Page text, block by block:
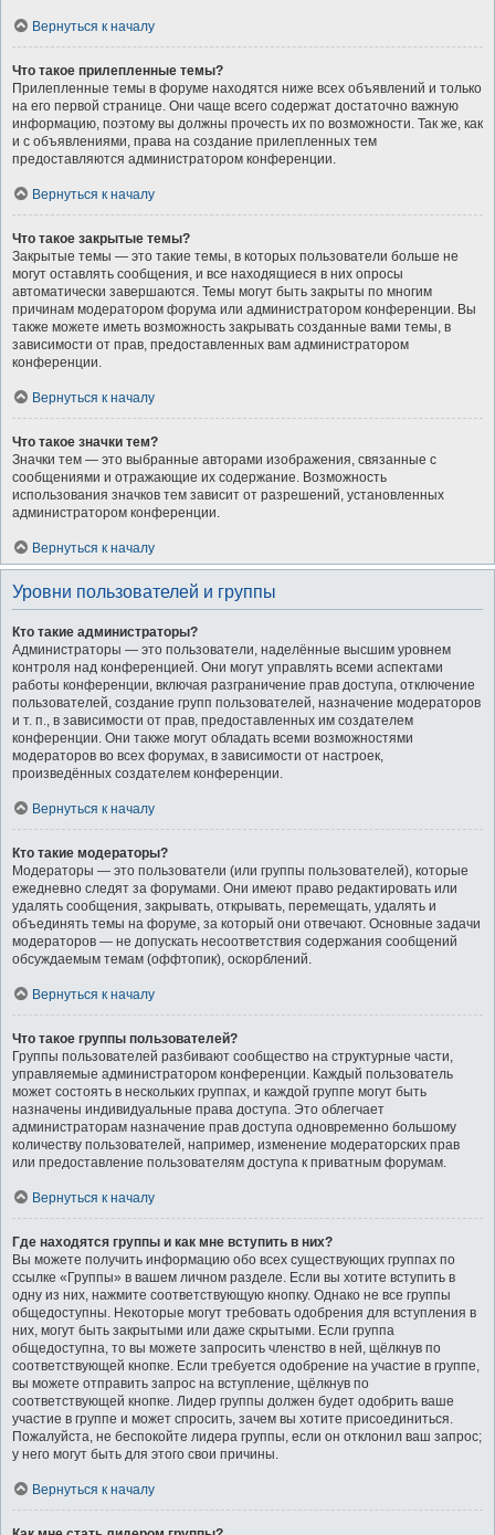
Вернуться к началу
Что такое прилепленные темы?
Прилепленные темы в форуме находятся ниже всех объявлений и только
на его первой странице. Они чаще всего содержат достаточно важную
информацию, поэтому вы должны прочесть их по возможности. Так же, как
и с объявлениями, права на создание прилепленных тем
предоставляются администратором конференции.
Вернуться к началу
Что такое закрытые темы?
Закрытые темы — это такие темы, в которых пользователи больше не
могут оставлять сообщения, и все находящиеся в них опросы
автоматически завершаются. Темы могут быть закрыты по многим
причинам модератором форума или администратором конференции. Вы
также можете иметь возможность закрывать созданные вами темы, в
зависимости от прав, предоставленных вам администратором
конференции.
Вернуться к началу
Что такое значки тем?
Значки тем — это выбранные авторами изображения, связанные с
сообщениями и отражающие их содержание. Возможность
использования значков тем зависит от разрешений, установленных
администратором конференции.
Вернуться к началу
Уровни пользователей и группы
Кто такие администраторы?
Администраторы — это пользователи, наделённые высшим уровнем
контроля над конференцией. Они могут управлять всеми аспектами
работы конференции, включая разграничение прав доступа, отключение
пользователей, создание групп пользователей, назначение модераторов
и т. п., в зависимости от прав, предоставленных им создателем
конференции. Они также могут обладать всеми возможностями
модераторов во всех форумах, в зависимости от настроек,
произведённых создателем конференции.
Вернуться к началу
Кто такие модераторы?
Модераторы — это пользователи (или группы пользователей), которые
ежедневно следят за форумами. Они имеют право редактировать или
удалять сообщения, закрывать, открывать, перемещать, удалять и
объединять темы на форуме, за который они отвечают. Основные задачи
модераторов — не допускать несоответствия содержания сообщений
обсуждаемым темам (оффтопик), оскорблений.
Вернуться к началу
Что такое группы пользователей?
Группы пользователей разбивают сообщество на структурные части,
управляемые администратором конференции. Каждый пользователь
может состоять в нескольких группах, и каждой группе могут быть
назначены индивидуальные права доступа. Это облегчает
администраторам назначение прав доступа одновременно большому
количеству пользователей, например, изменение модераторских прав
или предоставление пользователям доступа к приватным форумам.
Вернуться к началу
Где находятся группы и как мне вступить в них?
Вы можете получить информацию обо всех существующих группах по
ссылке «Группы» в вашем личном разделе. Если вы хотите вступить в
одну из них, нажмите соответствующую кнопку. Однако не все группы
общедоступны. Некоторые могут требовать одобрения для вступления в
них, могут быть закрытыми или даже скрытыми. Если группа
общедоступна, то вы можете запросить членство в ней, щёлкнув по
соответствующей кнопке. Если требуется одобрение на участие в группе,
вы можете отправить запрос на вступление, щёлкнув по
соответствующей кнопке. Лидер группы должен будет одобрить ваше
участие в группе и может спросить, зачем вы хотите присоединиться.
Пожалуйста, не беспокойте лидера группы, если он отклонил ваш запрос;
у него могут быть для этого свои причины.
Вернуться к началу